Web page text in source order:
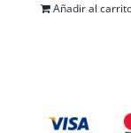
Añadir al